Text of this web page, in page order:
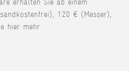
erhalten Sie ab einem
120 € (Messer),
hier mehr.